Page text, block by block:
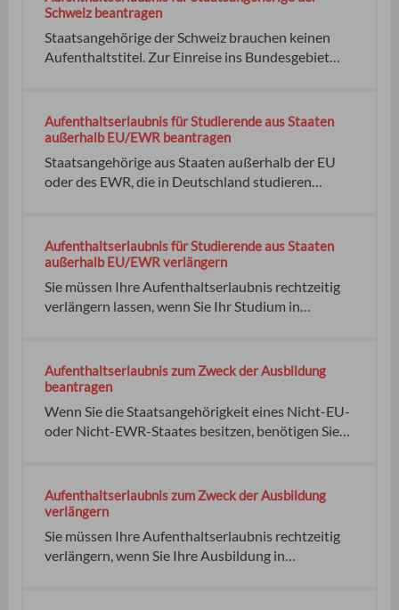
Voraussetzungen für die Aufenthaltserlaubnis
sind: die Ausländerbehörde
Schweiz beantragen
Staatsangehörige der Schweiz brauchen keinen
Aufenthaltstitel. Zur Einreise ins Bundesgebiet
aber nicht zwingend erforderlich. Sie müssen den
Antrag bei der zuständigen Ausländerbehörde
stellen. keine
Aufenthaltserlaubnis für Studierende aus Staaten
außerhalb EU/EWR beantragen
Staatsangehörige aus Staaten außerhalb der EU
oder des EWR, die in Deutschland studieren
Gültigkeitsdauer müssen Sie die Verlängerung der
Aufenthaltserlaubnis beantragen. keine Während
des Studiums dürfen Sie
Aufenthaltserlaubnis für Studierende aus Staaten
außerhalb EU/EWR verlängern
Sie müssen Ihre Aufenthaltserlaubnis rechtzeitig
verlängern lassen, wenn Sie Ihr Studium in
außerhalb der EU oder des EWR, die in
Deutschland studieren. Zusätzlich die
Ausländerbehörde Ausländerbehörde ist,
Aufenthaltserlaubnis zum Zweck der Ausbildung
beantragen
Wenn Sie die Staatsangehörigkeit eines Nicht-EU-
oder Nicht-EWR-Staates besitzen, benötigen Sie
dieser Erlaubnis dürfen Sie keine Nachweise, dass
Außerdem: Widerspruch Klage vor dem
Verwaltungsgericht
Aufenthaltserlaubnis zum Zweck der Ausbildung
verlängern
Sie müssen Ihre Aufenthaltserlaubnis rechtzeitig
verlängern, wenn Sie Ihre Ausbildung in